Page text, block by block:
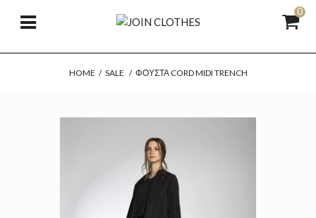
0
HOME / SALE / ΦΟΎΣΤΑ CORD MIDI TRENCH